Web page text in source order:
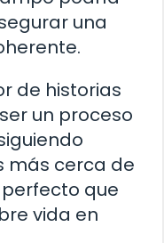
una
de historias
un proceso
más cerca de
que
vida en